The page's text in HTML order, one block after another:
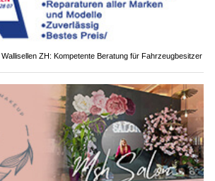
ZH: Kompetente Beratung für Fahrzeugbesitzer